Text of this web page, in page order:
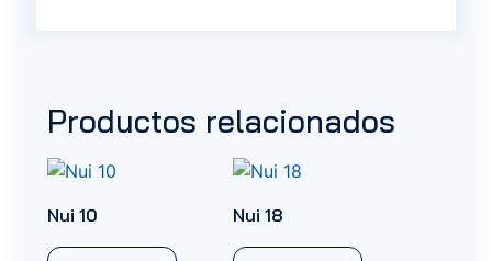
Productos relacionados
Nui 10 Nui 18